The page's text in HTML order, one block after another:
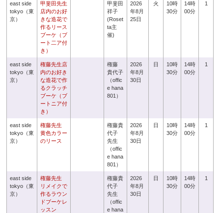
east side
tokyo（東
京）
甲斐田先生
店内のお好
きな造花で
作るリース
ブーケ（ブ
ート二ア付
き）
甲斐田
祥子
(Roset
ta主
催)
2026
年8月
25日
火
10時
30分
14時
00分
1
east side
tokyo（東
京）
権藤先生店
内のお好き
な造花で作
るクラッチ
ブーケ（ブ
ートニア付
き）
権藤
貴代子
（offic
e hana
801）
2026
年8月
30日
日
10時
30分
14時
00分
1
east side
tokyo（東
京）
権藤先生
黄色カラー
のリース
権藤貴
代子
先生
（offic
e hana
801）
2026
年8月
30日
日
10時
30分
14時
00分
1
east side
tokyo（東
京）
権藤先生
リメイクで
作るラウン
ドブーケレ
ッスン
権藤貴
代子
先生
（offic
e hana
2026
年8月
30日
日
10時
30分
14時
00分
1